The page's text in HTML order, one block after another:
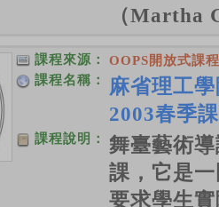
（Martha
課程來源：
OOPS開放式課
課程名稱：
麻省理工
2003春季
課程說明：
舞臺藝術
課，它是
要求學生